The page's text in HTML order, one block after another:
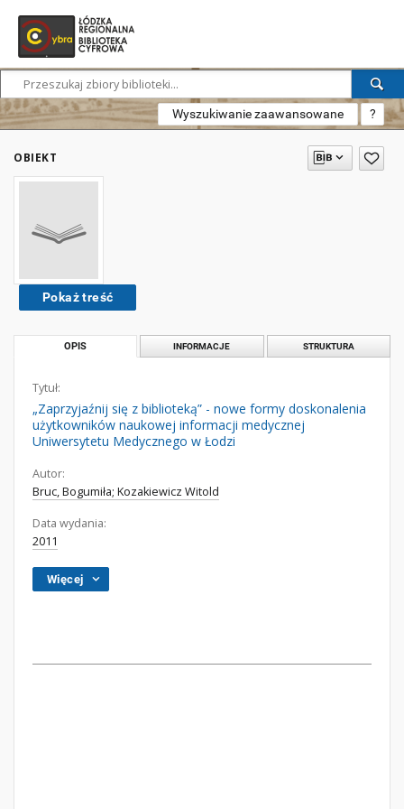
Wyszukiwanie zaawansowane ?
OBIEKT
Pokaż treść
OPIS INFORMACJE STRUKTURA
Tytuł:
„Zaprzyjaźnij się z biblioteką” - nowe formy doskonalenia
użytkowników naukowej informacji medycznej
Uniwersytetu Medycznego w Łodzi
Autor:
Bruc, Bogumiła; Kozakiewicz Witold
Data wydania:
2011
Więcej